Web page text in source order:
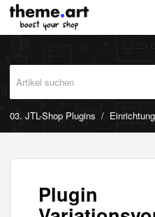
03. JTL-Shop Plugins Einrichtung
Plugin